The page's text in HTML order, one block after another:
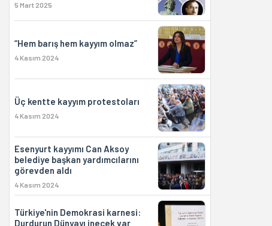
5 Mart 2025
“Hem barış hem kayyım olmaz”
4 Kasım 2024
Üç kentte kayyım protestoları
4 Kasım 2024
Esenyurt kayyımı Can Aksoy
belediye başkan yardımcılarını
görevden aldı
4 Kasım 2024
Türkiye'nin Demokrasi karnesi:
Durdurun Dünyayı inecek var